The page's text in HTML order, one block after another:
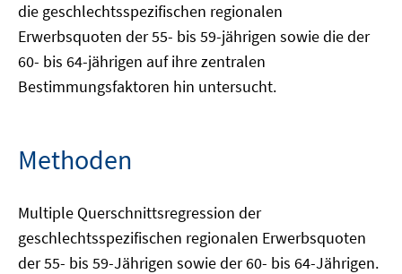
die geschlechtsspezifischen regionalen
Erwerbsquoten der 55- bis 59-jährigen sowie die der
60- bis 64-jährigen auf ihre zentralen
Bestimmungsfaktoren hin untersucht.
Methoden
Multiple Querschnittsregression der
geschlechtsspezifischen regionalen Erwerbsquoten
der 55- bis 59-Jährigen sowie der 60- bis 64-Jährigen.